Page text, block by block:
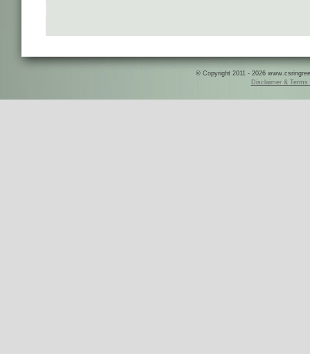
© Copyright 2011 - 2026
Disclaimer & Terms